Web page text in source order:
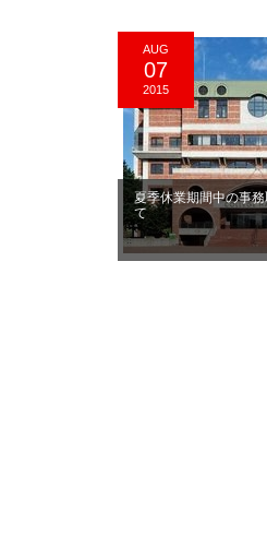
AUG
07
2015
夏季休業期間中の事
て